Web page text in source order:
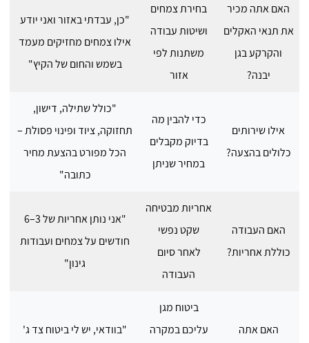
האם אתה מכיר
את תנאי האקלים
והקרקע בגן
יבנה?
בחירת צמחים
ושיטות עבודה
משתנות לפי
אזור
"כן, עבדתי באזור ואני יודע
אילו צמחים מחזיקים מעמד
בשמש והחום של הקיץ"
אילו שירותים
כלולים בהצעה?
כדי להבין מה
בדיוק מקבלים
במחיר שניתן
"כולל שתילה, דישון,
תחזוקה, ציוד ופינוי פסולת –
הכל מפורט בהצעת מחיר
כתובה"
האם העבודה
כוללת אחריות?
אחריות מבטיחה
שקט נפשי
לאחר סיום
העבודה
"אני נותן אחריות של 3–6
חודשים על צמחים ועבודות
גינון"
האם אתה
ביטוח מגן
עליכם במקרה
"בוודאי, יש לי ביטוח צד ג'